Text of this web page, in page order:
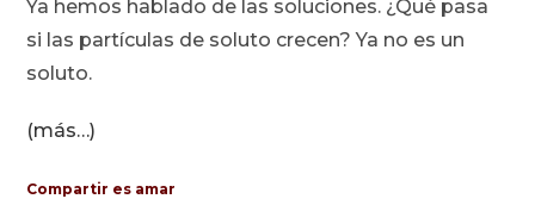
entrada:
Ya hemos hablado de las soluciones. ¿Qué pasa
si las partículas de soluto crecen? Ya no es un
soluto.
(más…)
Compartir es amar